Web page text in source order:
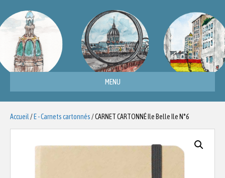
MENU
Accueil / E - Carnets cartonnés / CARNET CARTONNÉ Ile Belle Ile N°6